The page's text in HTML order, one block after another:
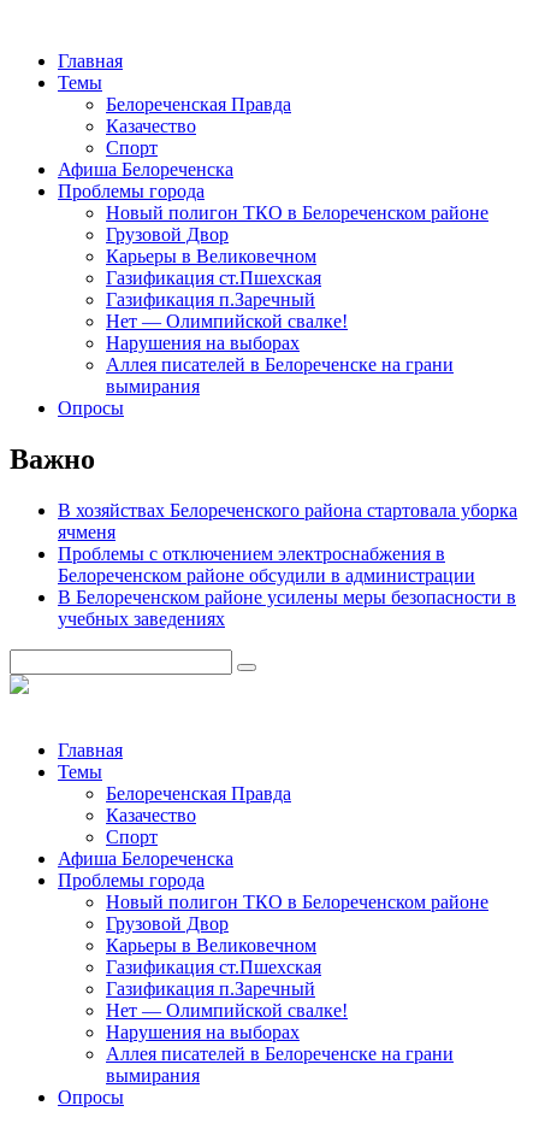
Главная
Темы
Белореченская Правда
Казачество
Спорт
Афиша Белореченска
Проблемы города
Новый полигон ТКО в Белореченском районе
Грузовой Двор
Карьеры в Великовечном
Газификация ст.Пшехская
Газификация п.Заречный
Нет — Олимпийской свалке!
Нарушения на выборах
Аллея писателей в Белореченске на грани
вымирания
Опросы
Важно
В хозяйствах Белореченского района стартовала уборка
ячменя
Проблемы с отключением электроснабжения в
Белореченском районе обсудили в администрации
В Белореченском районе усилены меры безопасности в
учебных заведениях
Главная
Темы
Белореченская Правда
Казачество
Спорт
Афиша Белореченска
Проблемы города
Новый полигон ТКО в Белореченском районе
Грузовой Двор
Карьеры в Великовечном
Газификация ст.Пшехская
Газификация п.Заречный
Нет — Олимпийской свалке!
Нарушения на выборах
Аллея писателей в Белореченске на грани
вымирания
Опросы